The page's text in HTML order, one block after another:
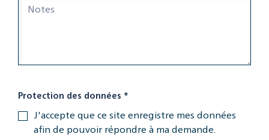
Protection des données *
J'accepte que ce site enregistre mes données
afin de pouvoir répondre à ma demande.